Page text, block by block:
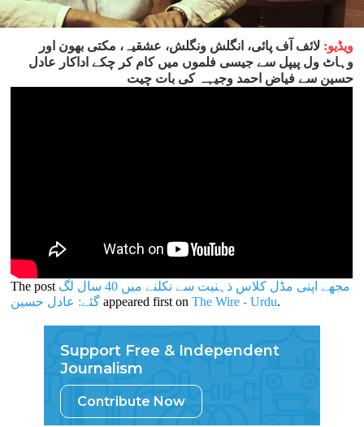
ویڈیو: لائف آف پائی، انگلش ونگلش، عشقیہ، مکتی بھون اور
وہاٹ ول پیپل سے جیسی فلموں میں کام کر چکے اداکار عادل
حسین سے فیاض احمد وجیہہ کی بات چیت
The post مجھے اپنی مڈل کلاس ذہنیت سے نکلنے میں 40 سال لگ
گئے: عادل حسین appeared first onThe Wire - Urdu.
Support Free & Independent
Journalism
Contribute Now